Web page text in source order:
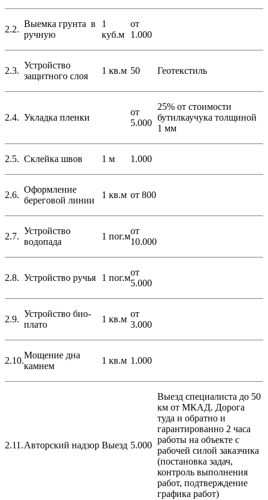
2.2.
Выемка грунта в
ручную
1
куб.м
от
1.000
2.3.
Устройство
защитного слоя
1 кв.м 50 Геотекстиль
2.4. Укладка пленки
от
5.000
25% от стоимости
бутилкаучука толщиной
1 мм
2.5. Склейка швов 1 м 1.000
2.6.
Оформление
береговой линии
1 кв.м от 800
2.7.
Устройство
водопада
1 пог.м
от
10.000
2.8. Устройство ручья 1 пог.м
от
5.000
2.9.
Устройство био-
плато
1 кв.м
от
3.000
2.10.
Мощение дна
камнем
1 кв.м 1.000
2.11.Авторский надзор Выезд 5.000
Выезд специалиста до 50
км от МКАД. Дорога
туда и обратно и
гарантированно 2 часа
работы на объекте с
рабочей силой заказчика
(постановка задач,
контроль выполнения
работ, подтверждение
графика работ)